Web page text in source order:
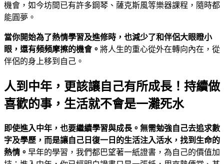
機會，如今坊間已有許多鋼琴、薩克斯風等樂器課程，隨時都
能圓夢。
當你開始為了熱情學習及進修時，也減少了和伴侶大眼瞪小
眼，還有頻頻摩擦的機會。 將人生的重心從外在轉向內在，從
伴侶的身上移到自己。
人到中年，更該讓自己有所成長！持續做
喜歡的事，生活就不會是一灘死水
即使進入中年，也要繼續學習與成長。無需勉強自己去追求數
字及學歷，而是讓自己日復一日的生活注入活水，找到生命的
熱情。 早年的學習，我們都巴望著一紙證書，為自己的價值加